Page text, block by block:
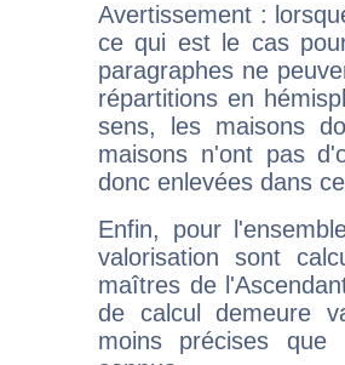
Avertissement :
ce qui est le cas
paragraphes ne
répartitions en
sens, les maisons
maisons n'ont pas
donc enlevées dans
Enfin, pour
valorisation sont
maîtres de
de calcul demeure
moins précises que